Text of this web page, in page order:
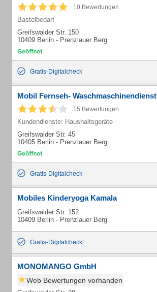
10 Bewertungen
Bastelbedarf
Greifswalder Str. 150
10409 Berlin - Prenzlauer Berg
Gratis-Digitalcheck
Mobil Fernseh- Waschmaschinendienst
15 Bewertungen
Kundendienste: Haushaltsgeräte
Greifswalder Str. 45
10405 Berlin - Prenzlauer Berg
Gratis-Digitalcheck
Mobiles Kinderyoga Kamala
Greifswalder Str. 152
10409 Berlin - Prenzlauer Berg
Gratis-Digitalcheck
MONOMANGO GmbH
Web Bewertungen vorhanden